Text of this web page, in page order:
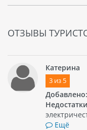
ОТЗЫВЫ
Катерина
3из 5
Добавлено:
Ещё